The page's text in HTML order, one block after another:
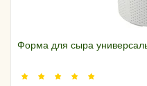
Форма для сыра